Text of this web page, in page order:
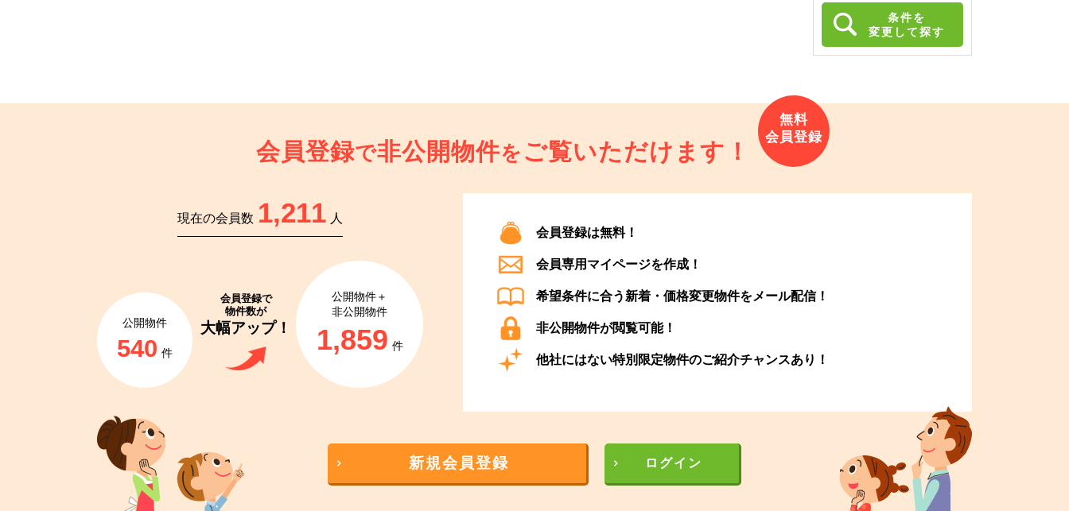
条件を
変更して探す
会員登録で非公開物件を ご覧いただけます！
現在の会員数 1,211 人
会員登録で
物件数が
大幅アップ！
公開物件
540 件
公開物件＋
非公開物件
1,859 件
会員登録は無料！
会員専用マイページを作成！
希望条件に合う新着・価格変更物件をメール配信！
非公開物件が閲覧可能！
他社にはない特別限定物件のご紹介チャンスあり！
新規会員登録 ログイン